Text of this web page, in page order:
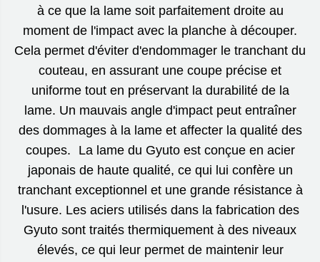
à ce que la lame soit parfaitement droite au
moment de l'impact avec la planche à découper.
Cela permet d'éviter d'endommager le tranchant du
couteau, en assurant une coupe précise et
uniforme tout en préservant la durabilité de la
lame. Un mauvais angle d'impact peut entraîner
des dommages à la lame et affecter la qualité des
coupes. La lame du Gyuto est conçue en acier
japonais de haute qualité, ce qui lui confère un
tranchant exceptionnel et une grande résistance à
l'usure. Les aciers utilisés dans la fabrication des
Gyuto sont traités thermiquement à des niveaux
élevés, ce qui leur permet de maintenir leur